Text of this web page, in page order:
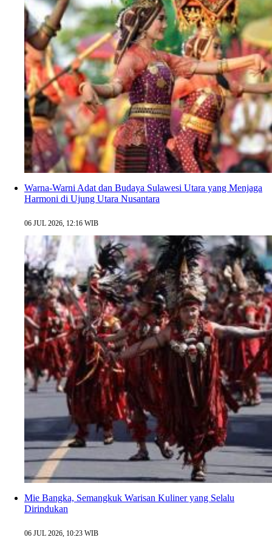
Warna-Warni Adat dan Budaya Sulawesi Utara yang Menjaga
Harmoni di Ujung Utara Nusantara
06 JUL 2026, 12:16 WIB
Mie Bangka, Semangkuk Warisan Kuliner yang Selalu
Dirindukan
06 JUL 2026, 10:23 WIB